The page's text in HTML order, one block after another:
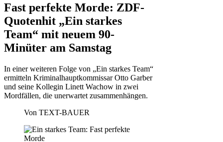
Fast perfekte Morde: ZDF-
Quotenhit „Ein starkes
Team“ mit neuem 90-
Minüter am Samstag
In einer weiteren Folge von „Ein starkes Team“
ermitteln Kriminalhauptkommissar Otto Garber
und seine Kollegin Linett Wachow in zwei
Mordfällen, die unerwartet zusammenhängen.
Von TEXT-BAUER